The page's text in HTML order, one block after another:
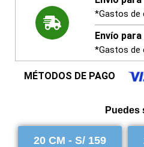
*Gastos de
Envío
*Gastos de
MÉTODOS DE PAGO
Puedes
20 CM - S/ 159